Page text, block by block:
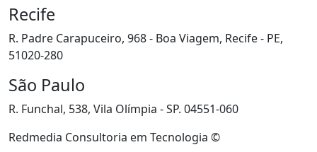
Recife
R. Padre Carapuceiro, 968 - Boa Viagem, Recife - PE,
51020-280
São Paulo
R. Funchal, 538, Vila Olímpia - SP. 04551-060
Redmedia Consultoria em Tecnologia ©